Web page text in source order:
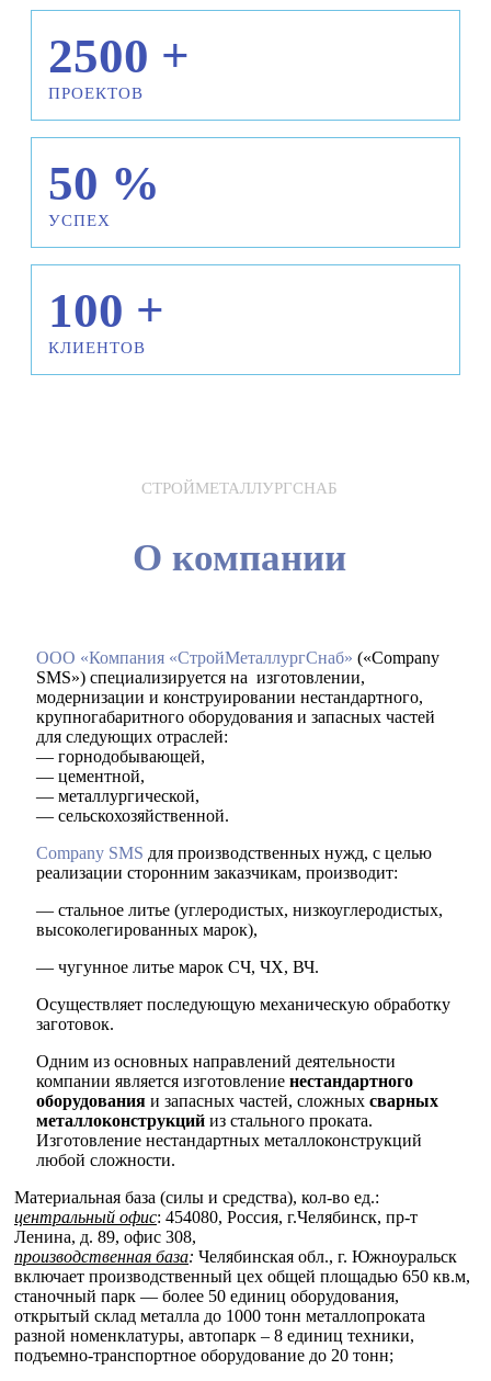
2500 +
ПРОЕКТОВ
50 %
УСПЕХ
100 +
КЛИЕНТОВ
СТРОЙМЕТАЛЛУРГСНАБ
О компании
ООО «Компания «СтройМеталлургСнаб» («Company
SMS») специализируется на изготовлении,
модернизации и конструировании нестандартного,
крупногабаритного оборудования и запасных частей
для следующих отраслей:
— горнодобывающей,
— цементной,
— металлургической,
— сельскохозяйственной.
Company SMS для производственных нужд, с целью
реализации сторонним заказчикам, производит:
— стальное литье (углеродистых, низкоуглеродистых,
высоколегированных марок),
— чугунное литье марок СЧ, ЧХ, ВЧ.
Осуществляет последующую механическую обработку
заготовок.
Одним из основных направлений деятельности
компании является изготовление нестандартного
оборудования и запасных частей, сложных сварных
металлоконструкций из стального проката.
Изготовление нестандартных металлоконструкций
любой сложности.
Материальная база (силы и средства), кол-во ед.:
центральный офис: 454080, Россия, г.Челябинск, пр-т
Ленина, д. 89, офис 308,
производственная база: Челябинская обл., г. Южноуральск
включает производственный цех общей площадью 650 кв.м,
станочный парк — более 50 единиц оборудования,
открытый склад металла до 1000 тонн металлопроката
разной номенклатуры, автопарк – 8 единиц техники,
подъемно-транспортное оборудование до 20 тонн;